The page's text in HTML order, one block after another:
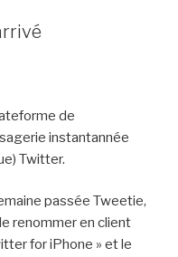
de
instantannée
Twitter.
passée Tweetie,
renommer en client
for iPhone » et le